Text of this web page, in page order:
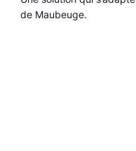
de Maubeuge.